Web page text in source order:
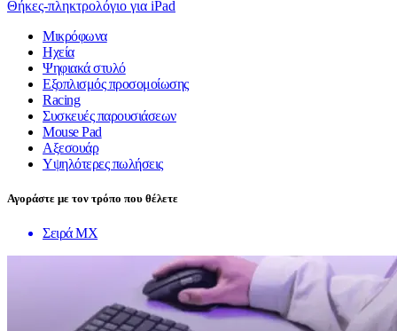
Θήκες-πληκτρολόγιο για iPad
Μικρόφωνα
Ηχεία
Ψηφιακά στυλό
Εξοπλισμός προσομοίωσης
Racing
Συσκευές παρουσιάσεων
Mouse Pad
Αξεσουάρ
Υψηλότερες πωλήσεις
Αγοράστε με τον τρόπο που θέλετε
Σειρά MX